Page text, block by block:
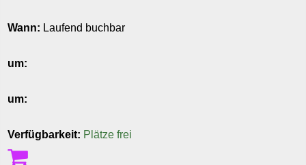
Wann: Laufend buchbar
um:
um:
Verfügbarkeit: Plätze frei